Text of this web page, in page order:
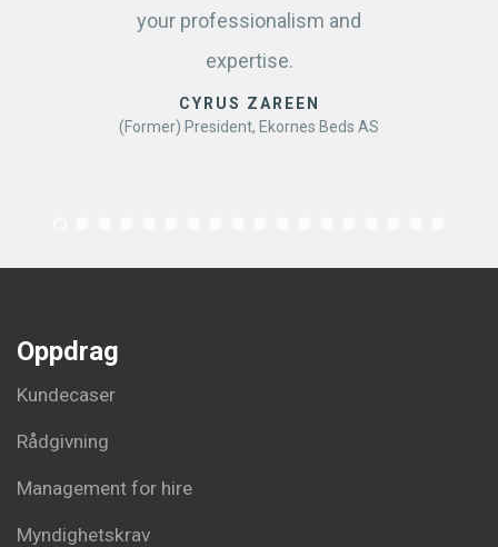
your professionalism and
expertise.
CYRUS ZAREEN
(Former) President, Ekornes Beds AS
Oppdrag
Kundecaser
Rådgivning
Management for hire
Myndighetskrav